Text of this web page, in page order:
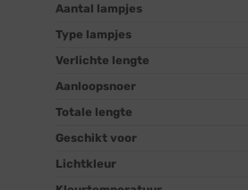
Aantal lampjes
Type lampjes
Verlichte lengte
Aanloopsnoer
Totale lengte
Geschikt voor
Lichtkleur